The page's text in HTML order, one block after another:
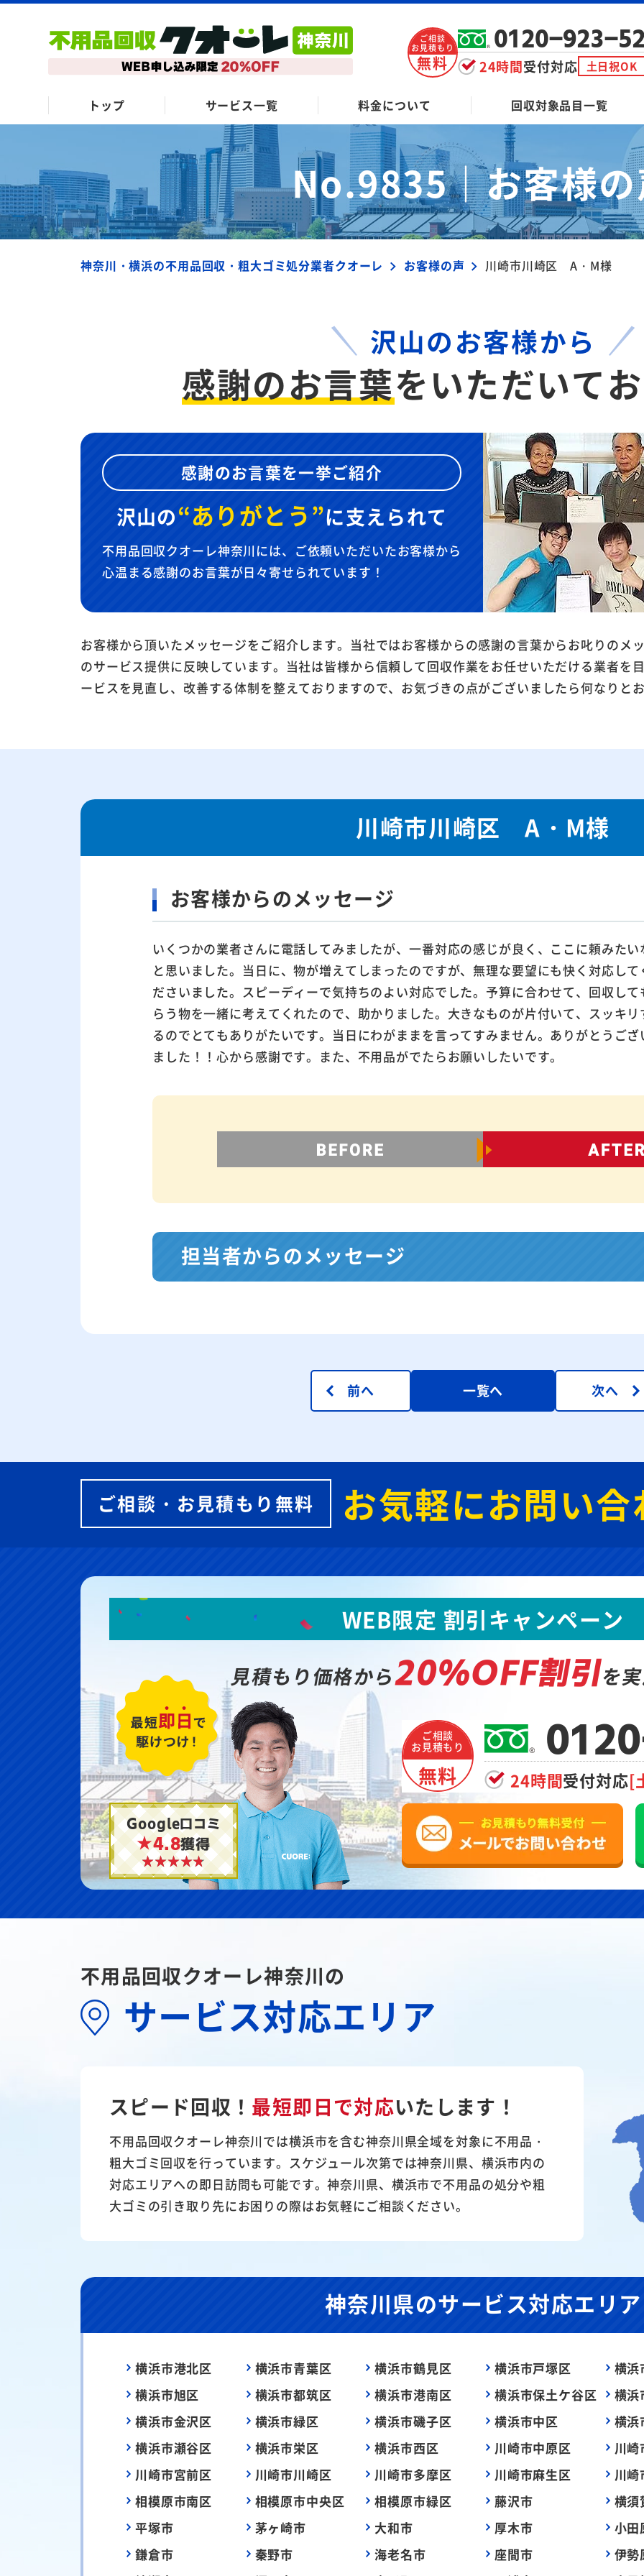
ご相談
お見積もり
無料
0120-923-
24時間受付対応 土日祝OK
トップ サービス一覧 料金について 回収対象品目一覧
No.9835｜お客様
神奈川・横浜の不用品回収・粗大ゴミ処分業者クオーレ お客様の声 川崎市川崎区 A・M様
沢山のお客様から
感謝のお言葉をいただいて
感謝のお言葉を一挙ご紹介
沢山の“ありがとう”に支えられて
不用品回収クオーレ神奈川には、ご依頼いただいたお客様から
心温まる感謝のお言葉が日々寄せられています！
お客様から頂いたメッセージをご紹介します。当社ではお客様からの感謝の言葉からお叱りのメ
のサービス提供に反映しています。当社は皆様から信頼して回収作業をお任せいただける業者を
ービスを見直し、改善する体制を整えておりますので、お気づきの点がございましたら何なりと
川崎市川崎区 A・M様
お客様からのメッセージ
いくつかの業者さんに電話してみましたが、一番対応の感じが良く、ここに頼みたい
と思いました。当日に、物が増えてしまったのですが、無理な要望にも快く対応して
ださいました。スピーディーで気持ちのよい対応でした。予算に合わせて、回収して
らう物を一緒に考えてくれたので、助かりました。大きなものが片付いて、スッキリ
るのでとてもありがたいです。当日にわがままを言ってすみません。ありがとうござ
ました！！心から感謝です。また、不用品がでたらお願いしたいです。
担当者からのメッセージ
前へ 一覧へ 次へ
ご相談・お見積もり無料 お気軽にお問い
Google口コミ
★4.8獲得
WEB限定 割引キャンペーン
見積もり価格から20%OFF割引を
ご相談
お見積もり
無料 24時間受付対応[
不用品回収クオーレ神奈川の
サービス対応エリア
スピード回収！ 最短即日で対応いたします！
不用品回収クオーレ神奈川では横浜市を含む神奈川県全域を対象に不用品・
粗大ゴミ回収を行っています。スケジュール次第では神奈川県、横浜市内の
対応エリアへの即日訪問も可能です。神奈川県、横浜市で不用品の処分や粗
大ゴミの引き取り先にお困りの際はお気軽にご相談ください。
神奈川県のサービス対応エリア
横浜市港北区 横浜市青葉区 横浜市鶴見区 横浜市戸塚区
横浜
横浜市旭区
横浜市都筑区 横浜市港南区 横浜市保土ケ谷区
横浜
横浜市金沢区
横浜市緑区 横浜市磯子区 横浜市中区
横浜
横浜市瀬谷区
横浜市栄区 横浜市西区 川崎市中原区
川
川崎市宮前区
川崎市川崎区 川崎市多摩区 川崎市麻生区
川
相模原市南区
相模原市中央区 相模原市緑区 藤沢市
横須
平塚市
茅ヶ崎市 大和市 厚木市
小田
鎌倉市
秦野市 海老名市 座間市
伊勢